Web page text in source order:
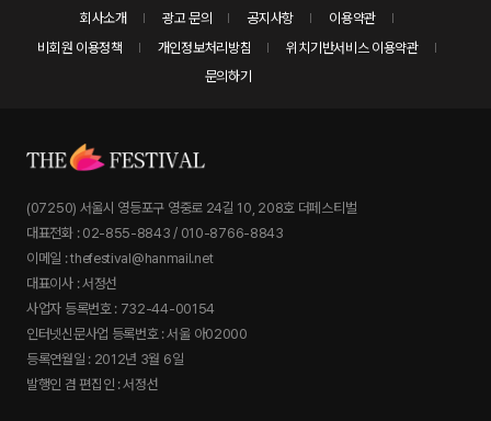
회사소개 광고 문의 공지사항
이용약관
비회원 이용정책
개인정보처리방침
위치기반서비스 이용약관
문의하기
(07250) 서울시 영등포구 영중로 24길 10, 208호 더페스티벌
대표전화 : 02-855-8843 / 010-8766-8843
이메일 : thefestival@hanmail.net
대표이사 : 서정선
사업자 등록번호 : 732-44-00154
인터넷신문사업 등록번호 : 서울 아02000
등록연월일 : 2012년 3월 6일
발행인 겸 편집인 : 서정선